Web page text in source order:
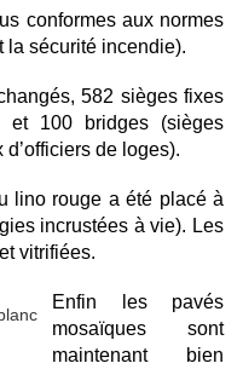
conformes aux normes
la sécurité incendie).
582 sièges fixes
100 bridges (sièges
de loges).
lino rouge a été placé à
incrustées à vie). Les
vitrifiées.
Enfin les pavés
mosaïques sont
maintenant bien